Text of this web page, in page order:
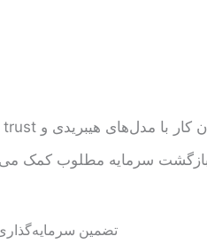
تضمین
بازگشت سرمایه مطلوب کمک